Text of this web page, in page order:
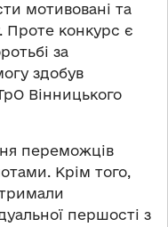
мотивовані та
Проте конкурс є
за
здобув
Вінницького
переможців
Крім того,
першості з